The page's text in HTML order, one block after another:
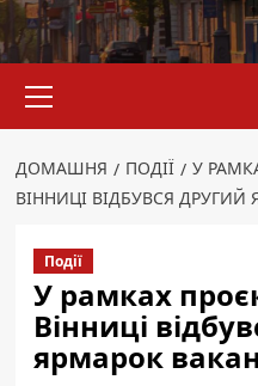
меню
ДОМАШНЯ ПОДІЇ
У
ВІННИЦІ ВІДБУВСЯ ДРУГИЙ
Події
У рамках
Вінниці
ярмарок